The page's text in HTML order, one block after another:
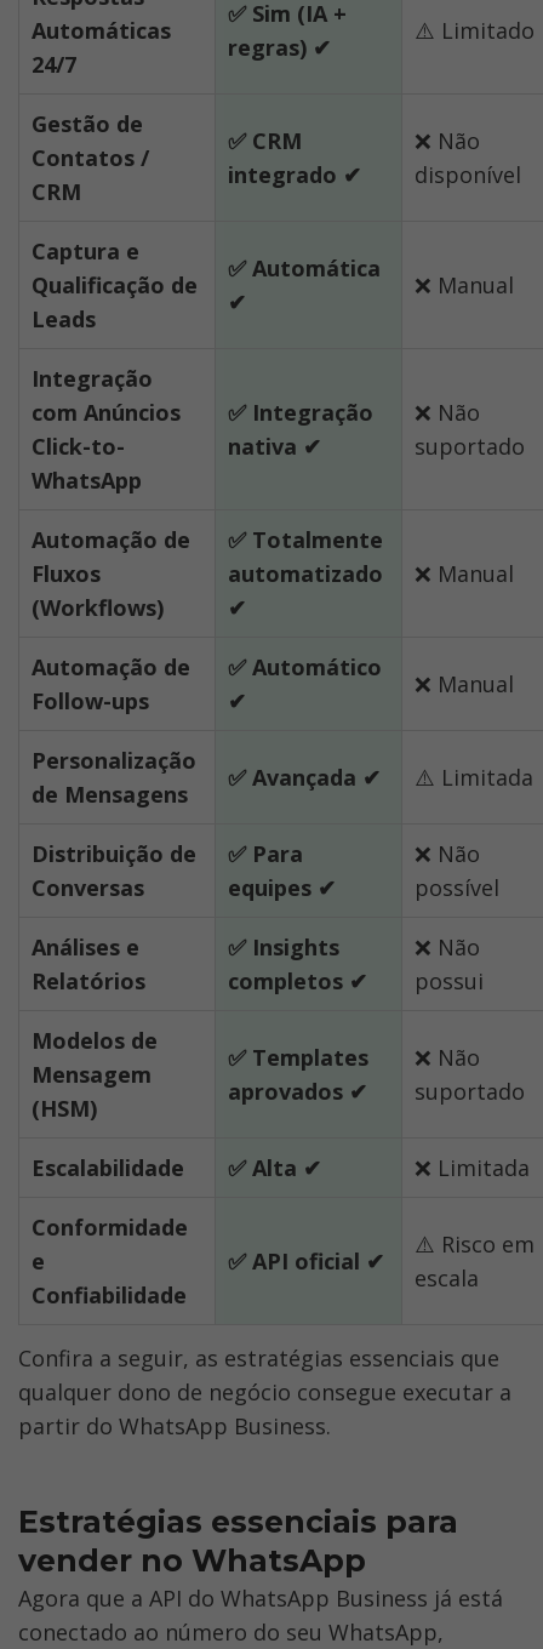
Automáticas
24/7
✅ Sim (IA +
regras) ✔
⚠️ Limitado
Gestão de
Contatos /
CRM
✅ CRM
integrado ✔
❌ Não
disponível
Captura e
Qualificação de
Leads
✅ Automática
✔
❌ Manual
Integração
com Anúncios
Click-to-
WhatsApp
✅ Integração
nativa ✔
❌ Não
suportado
Automação de
Fluxos
(Workflows)
✅ Totalmente
automatizado
✔
❌ Manual
Automação de
Follow-ups
✅ Automático
✔
❌ Manual
Personalização
de Mensagens
✅ Avançada ✔ ⚠️ Limitada
Distribuição de
Conversas
✅ Para
equipes ✔
❌ Não
possível
Análises e
Relatórios
✅ Insights
completos ✔
❌ Não
possui
Modelos de
Mensagem
(HSM)
✅ Templates
aprovados ✔
❌ Não
suportado
Escalabilidade ✅ Alta ✔ ❌ Limitada
Conformidade
e
Confiabilidade
✅ API oficial ✔
⚠️ Risco em
escala
Confira a seguir, as estratégias essenciais que
qualquer dono de negócio consegue executar a
partir do WhatsApp Business.
Estratégias essenciais para
vender no WhatsApp
Agora que a API do WhatsApp Business já está
conectado ao número do seu WhatsApp,